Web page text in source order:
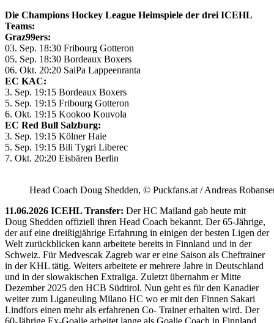
Die Champions Hockey League Heimspiele der drei ICEHL
Teams:
Graz99ers:
03. Sep. 18:30 Fribourg Gotteron
05. Sep. 18:30 Bordeaux Boxers
06. Okt. 20:20 SaiPa Lappeenranta
EC KAC:
3. Sep. 19:15 Bordeaux Boxers
5. Sep. 19:15 Fribourg Gotteron
6. Okt. 19:15 Kookoo Kouvola
EC Red Bull Salzburg:
3. Sep. 19:15 Kölner Haie
5. Sep. 19:15 Bili Tygri Liberec
7. Okt. 20:20 Eisbären Berlin
Head Coach Doug Shedden, © Puckfans.at / Andreas
11.06.2026 ICEHL Transfer: Der HC Mailand gab heute mit
Doug Shedden offiziell ihren Head Coach bekannt. Der 65-Jährige,
der auf eine dreißigjährige Erfahrung in einigen der besten Ligen der
Welt zurückblicken kann arbeitete bereits in Finnland und in der
Schweiz. Für Medvescak Zagreb war er eine Saison als Cheftrainer
in der KHL tätig. Weiters arbeitete er mehrere Jahre in Deutschland
und in der slowakischen Extraliga. Zuletzt übernahm er Mitte
Dezember 2025 den HCB Südtirol. Nun geht es für den Kanadier
weiter zum Liganeuling Milano HC wo er mit den Finnen Sakari
Lindfors einen mehr als erfahrenen Co- Trainer erhalten wird. Der
60-Jährige Ex-Goalie arbeitet lange als Goalie Coach in Finnland